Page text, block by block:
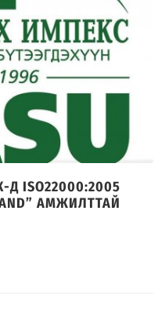
ISO22000:2005
АМЖИЛТТАЙ